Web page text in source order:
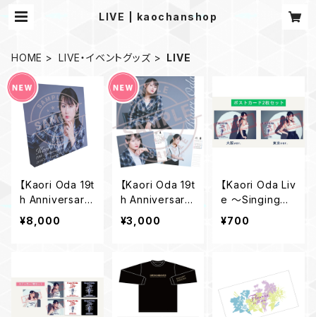
LIVE | kaochanshop
HOME LIVE・イベントグッズ LIVE
【Kaori Oda 19t
h Anniversary
Live】サイン付き
キャンバスプリン
¥8,000
【Kaori Oda 19t
h Anniversary
Live】19th Anni
versaryカレン
¥3,000
【Kaori Oda Liv
e 〜Singing〜】
ポストカードセッ
¥700